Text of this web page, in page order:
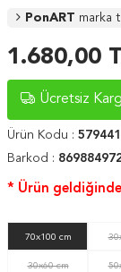
PonART marka
1.680,00
Ücretsiz
Ürün Kodu :
Barkod :
* Ürün
70x100 cm
30x60 cm